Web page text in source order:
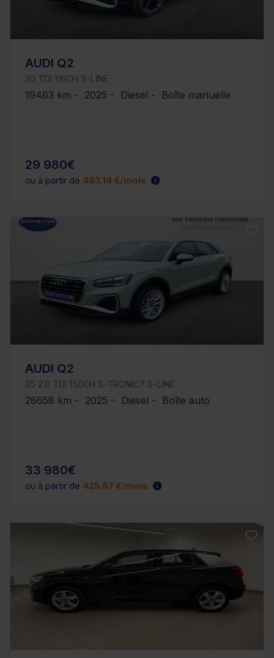
AUDI Q2
30 TDI 116CH S-LINE
19463 km - 2025 - Diesel - Boîte manuelle
29 980€
ou à partir de 493.14 €/mois
AUDI Q2
35 2.0 TDI 150CH S-TRONIC7 S-LINE
28658 km - 2025 - Diesel - Boîte auto
33 980€
ou à partir de 425.87 €/mois